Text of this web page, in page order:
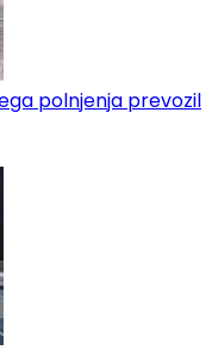
polnjenja prevozil